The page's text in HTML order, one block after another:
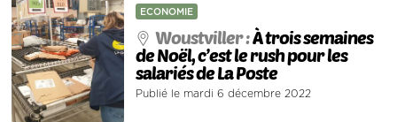
ECONOMIE
Woustviller :À trois semaines
de Noël, c’est le rush pour les
salariés de La Poste
Publié le mardi 6 décembre 2022